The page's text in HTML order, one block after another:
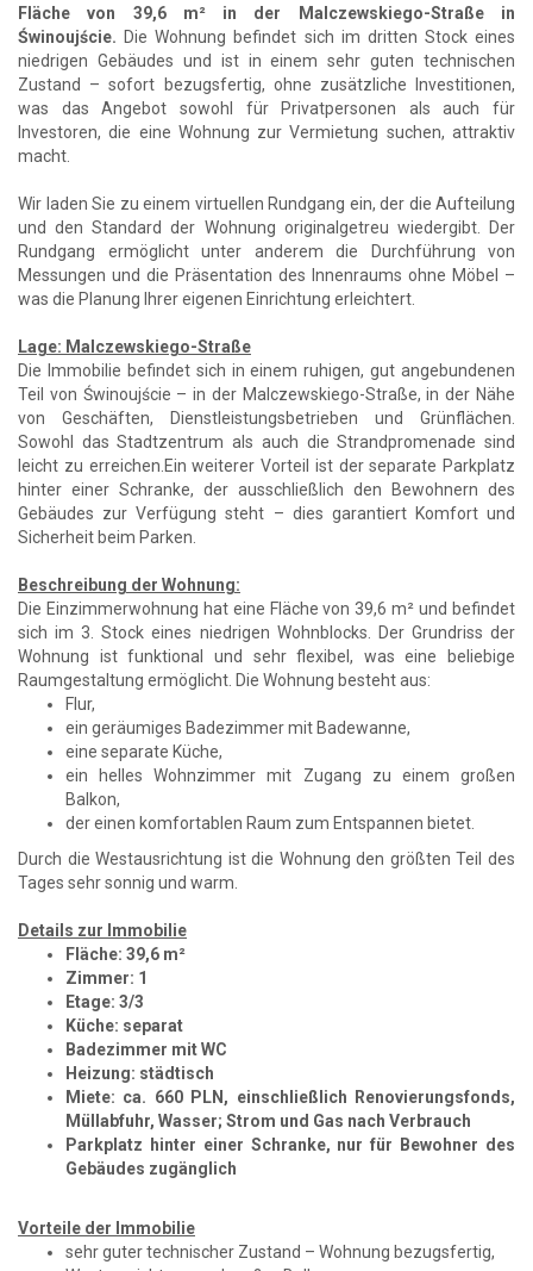
Fläche von 39,6 m² in der Malczewskiego-Straße in
Świnoujście. Die Wohnung befindet sich im dritten Stock eines
niedrigen Gebäudes und ist in einem sehr guten technischen
Zustand – sofort bezugsfertig, ohne zusätzliche Investitionen,
was das Angebot sowohl für Privatpersonen als auch für
Investoren, die eine Wohnung zur Vermietung suchen, attraktiv
macht.
Wir laden Sie zu einem virtuellen Rundgang ein, der die Aufteilung
und den Standard der Wohnung originalgetreu wiedergibt. Der
Rundgang ermöglicht unter anderem die Durchführung von
Messungen und die Präsentation des Innenraums ohne Möbel –
was die Planung Ihrer eigenen Einrichtung erleichtert.
Lage: Malczewskiego-Straße
Die Immobilie befindet sich in einem ruhigen, gut angebundenen
Teil von Świnoujście – in der Malczewskiego-Straße, in der Nähe
von Geschäften, Dienstleistungsbetrieben und Grünflächen.
Sowohl das Stadtzentrum als auch die Strandpromenade sind
leicht zu erreichen.Ein weiterer Vorteil ist der separate Parkplatz
hinter einer Schranke, der ausschließlich den Bewohnern des
Gebäudes zur Verfügung steht – dies garantiert Komfort und
Sicherheit beim Parken.
Beschreibung der Wohnung:
Die Einzimmerwohnung hat eine Fläche von 39,6 m² und befindet
sich im 3. Stock eines niedrigen Wohnblocks. Der Grundriss der
Wohnung ist funktional und sehr flexibel, was eine beliebige
Raumgestaltung ermöglicht. Die Wohnung besteht aus:
Flur,
ein geräumiges Badezimmer mit Badewanne,
eine separate Küche,
ein helles Wohnzimmer mit Zugang zu einem großen
Balkon,
der einen komfortablen Raum zum Entspannen bietet.
Durch die Westausrichtung ist die Wohnung den größten Teil des
Tages sehr sonnig und warm.
Details zur Immobilie
Fläche: 39,6 m²
Zimmer: 1
Etage: 3/3
Küche: separat
Badezimmer mit WC
Heizung: städtisch
Miete: ca. 660 PLN, einschließlich Renovierungsfonds,
Müllabfuhr, Wasser; Strom und Gas nach Verbrauch
Parkplatz hinter einer Schranke, nur für Bewohner des
Gebäudes zugänglich
Vorteile der Immobilie
sehr guter technischer Zustand – Wohnung bezugsfertig,